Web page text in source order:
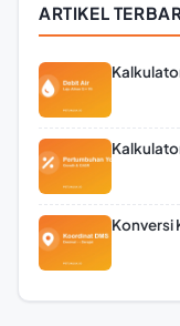
ARTIKEL
Konversi